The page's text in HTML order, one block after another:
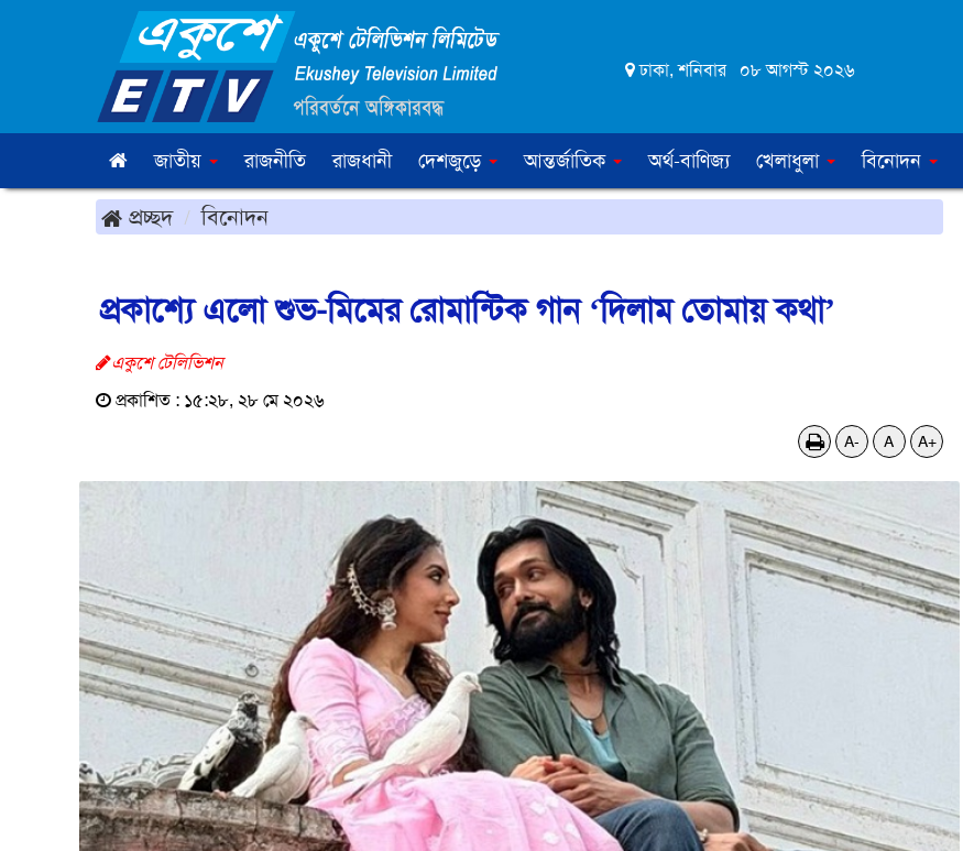
ঢাকা, শনিবার ০৮ আগস্ট ২০২৬
জাতীয় রাজনীতি রাজধানী দেশজুড়ে আন্তর্জাতিক অর্থ-বাণিজ্য খেলাধুলা বিনোদন
প্রচ্ছদ বিনোদন
প্রকাশ্যে এলো শুভ-মিমের রোমান্টিক গান ‘দিলাম তোমায় কথা’
একুশে টেলিভিশন
প্রকাশিত : ১৫:২৮, ২৮ মে ২০২৬
A- A A+